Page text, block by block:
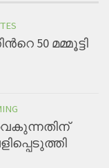
50 മമ്മൂട്ടി